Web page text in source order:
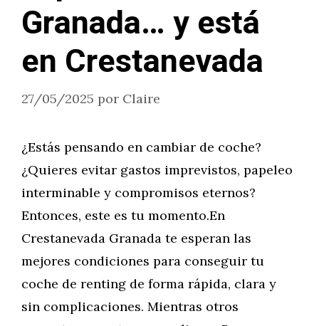
Granada… y está
en Crestanevada
27/05/2025 por Claire
¿Estás pensando en cambiar de coche?
¿Quieres evitar gastos imprevistos, papeleo
interminable y compromisos eternos?
Entonces, este es tu momento.En
Crestanevada Granada te esperan las
mejores condiciones para conseguir tu
coche de renting de forma rápida, clara y
sin complicaciones. Mientras otros